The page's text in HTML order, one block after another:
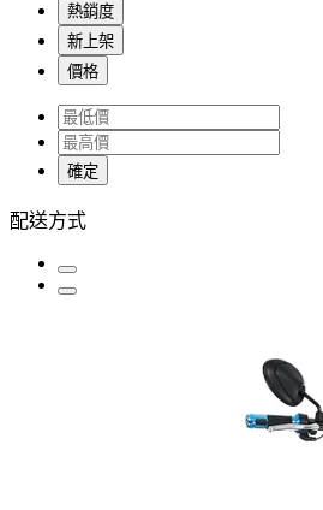
熱銷度
新上架
價格
確定
配送方式